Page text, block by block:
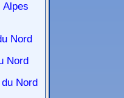
Alpes
Nord
Nord
Nord